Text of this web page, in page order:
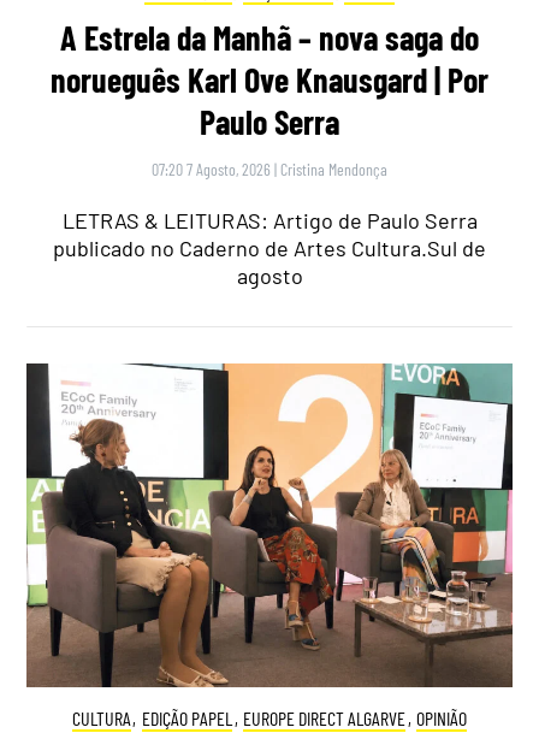
A Estrela da Manhã – nova saga do
norueguês Karl Ove Knausgard | Por
Paulo Serra
07:20 7 Agosto, 2026 | Cristina Mendonça
LETRAS & LEITURAS: Artigo de Paulo Serra
publicado no Caderno de Artes Cultura.Sul de
agosto
CULTURA, EDIÇÃO PAPEL , EUROPE DIRECT ALGARVE, OPINIÃO